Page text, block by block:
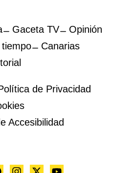
Gaceta TV
Opinión
tiempo
Canarias
de Privacidad
Accesibilidad